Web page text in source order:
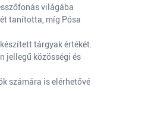
világába
tanította, míg Pósa
tárgyak értékét.
jellegű közösségi és
számára is elérhetővé